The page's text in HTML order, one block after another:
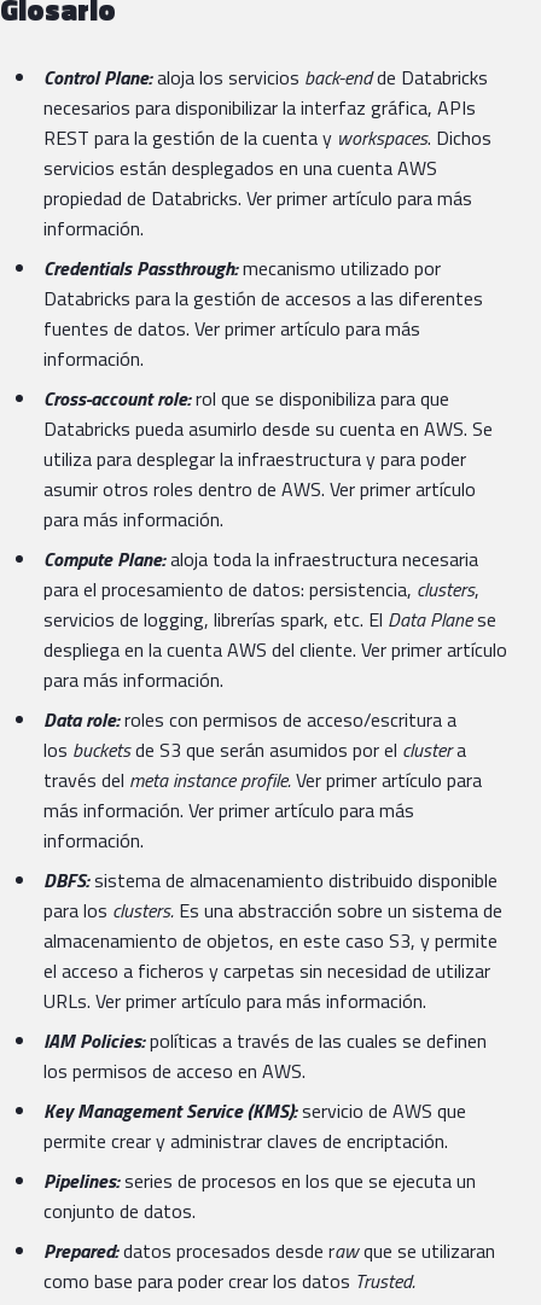
Glosario
Control Plane:aloja los servicios back-endde Databricks
necesarios para disponibilizar la interfaz gráfica, APIs
REST para la gestión de la cuenta y workspaces. Dichos
servicios están desplegados en una cuenta AWS
propiedad de Databricks. Ver primer artículo para más
información.
Credentials Passthrough:mecanismo utilizado por
Databricks para la gestión de accesos a las diferentes
fuentes de datos. Ver primer artículo para más
información.
Cross-account role:rol que se disponibiliza para que
Databricks pueda asumirlo desde su cuenta en AWS. Se
utiliza para desplegar la infraestructura y para poder
asumir otros roles dentro de AWS. Ver primer artículo
para más información.
Compute Plane:aloja toda la infraestructura necesaria
para el procesamiento de datos: persistencia, clusters,
servicios de logging, librerías spark, etc. El Data Planese
despliega en la cuenta AWS del cliente. Ver primer artículo
para más información.
Data role:roles con permisos de acceso/escritura a
los bucketsde S3 que serán asumidos por el clustera
través del meta instance profile.Ver primer artículo para
más información. Ver primer artículo para más
información.
DBFS:sistema de almacenamiento distribuido disponible
para los clusters. Es una abstracción sobre un sistema de
almacenamiento de objetos, en este caso S3, y permite
el acceso a ficheros y carpetas sin necesidad de utilizar
URLs. Ver primer artículo para más información.
IAM Policies:políticas a través de las cuales se definen
los permisos de acceso en AWS.
Key Management Service (KMS):servicio de AWS que
permite crear y administrar claves de encriptación.
Pipelines:series de procesos en los que se ejecuta un
conjunto de datos.
Prepared:datos procesados desde rawque se utilizaran
como base para poder crear los datos Trusted.